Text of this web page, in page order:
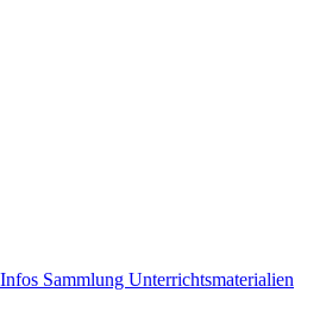
Sammlung Unterrichtsmaterialien